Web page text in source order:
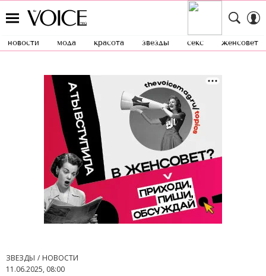
новости мода красота звезды секс женсовет
ЗВЕЗДЫ
НОВОСТИ
11.06.2025, 08:00